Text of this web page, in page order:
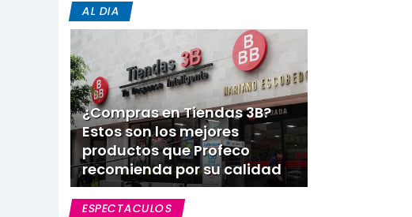
AL DIA
¿Compras en Tiendas 3B?
Estos son los mejores
productos que Profeco
recomienda por su calidad
ESPECTACULOS